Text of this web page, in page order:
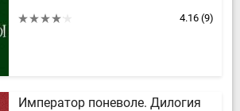
носом инопланетный воздух....
4.16 (9)
Император поневоле. Дилогия